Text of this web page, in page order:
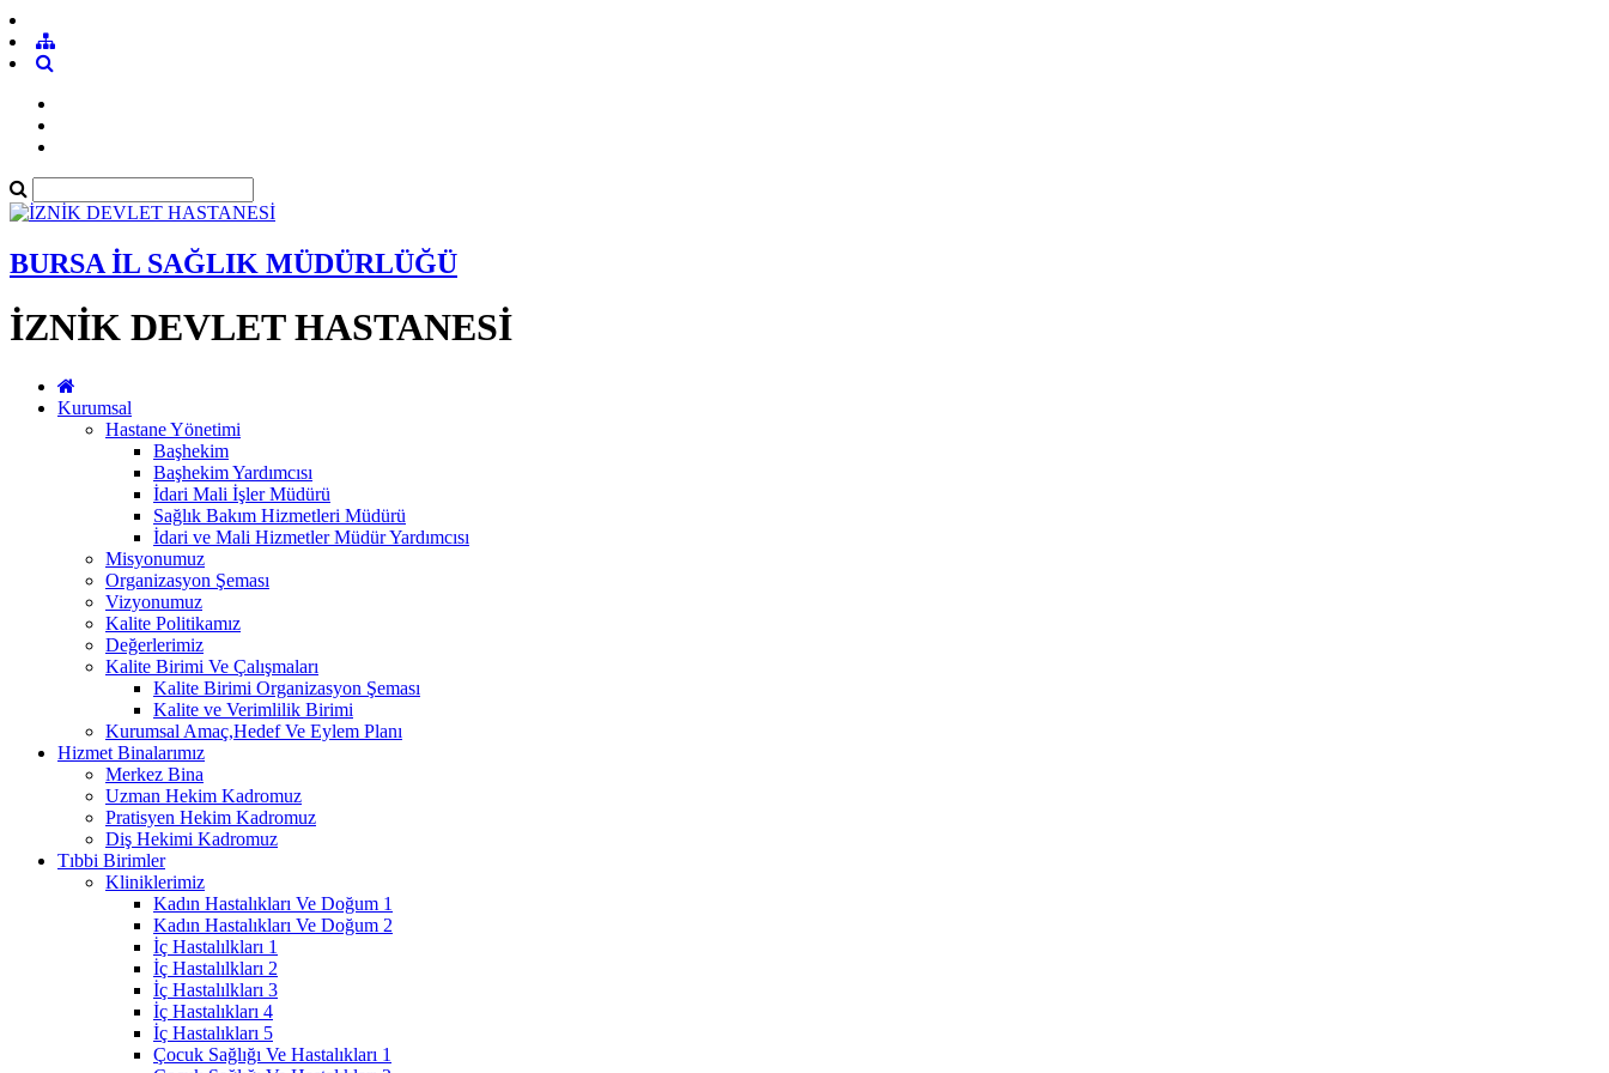
BURSA İL SAĞLIK MÜDÜRLÜĞÜ
İZNİK DEVLET HASTANESİ
Kurumsal
Hastane Yönetimi
Başhekim
Başhekim Yardımcısı
İdari Mali İşler Müdürü
Sağlık Bakım Hizmetleri Müdürü
İdari ve Mali Hizmetler Müdür Yardımcısı
Misyonumuz
Organizasyon Şeması
Vizyonumuz
Kalite Politikamız
Değerlerimiz
Kalite Birimi Ve Çalışmaları
Kalite Birimi Organizasyon Şeması
Kalite ve Verimlilik Birimi
Kurumsal Amaç,Hedef Ve Eylem Planı
Hizmet Binalarımız
Merkez Bina
Uzman Hekim Kadromuz
Pratisyen Hekim Kadromuz
Diş Hekimi Kadromuz
Tıbbi Birimler
Kliniklerimiz
Kadın Hastalıkları Ve Doğum 1
Kadın Hastalıkları Ve Doğum 2
İç Hastalılkları 1
İç Hastalılkları 2
İç Hastalılkları 3
İç Hastalıkları 4
İç Hastalıkları 5
Çocuk Sağlığı Ve Hastalıkları 1